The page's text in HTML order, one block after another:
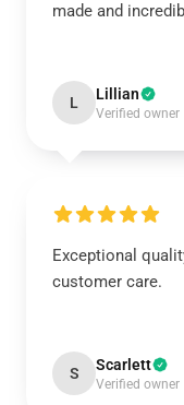
made and
L Lillian
Verified owner
Exceptional
customer care.
S Scarlett
Verified owner